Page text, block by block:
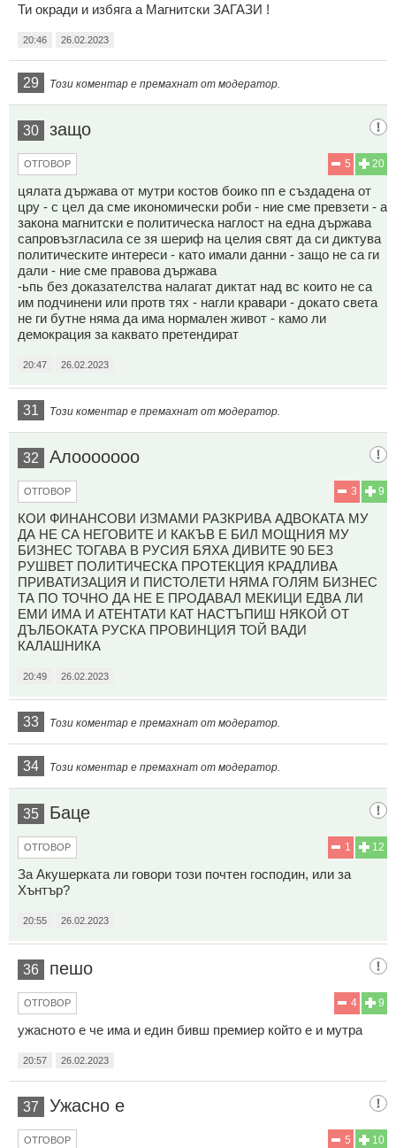
Ти окради и избяга а Магнитски ЗАГАЗИ !
20:46 26.02.2023
29 Този коментар е премахнат от модератор.
30 защо
20
5
ОТГОВОР
цялата държава от мутри костов боико пп е създадена от
цру - с цел да сме икономически роби - ние сме превзети - а
закона магнитски е политическа наглост на една държава
сапровъзгласила се зя шериф на целия свят да си диктува
политическите интереси - като имали данни - защо не са ги
дали - ние сме правова държава
-ьпь без доказателства налагат диктат над вс които не са
им подчинени или протв тях - нагли кравари - докато света
не ги бутне няма да има нормален живот - камо ли
демокрация за каквато претендират
20:47 26.02.2023
31 Този коментар е премахнат от модератор.
32 Алооооооо
9
3
ОТГОВОР
КОИ ФИНАНСОВИ ИЗМАМИ РАЗКРИВА АДВОКАТА МУ
ДА НЕ СА НЕГОВИТЕ И КАКЪВ Е БИЛ МОЩНИЯ МУ
БИЗНЕС ТОГАВА В РУСИЯ БЯХА ДИВИТЕ 90 БЕЗ
РУШВЕТ ПОЛИТИЧЕСКА ПРОТЕКЦИЯ КРАДЛИВА
ПРИВАТИЗАЦИЯ И ПИСТОЛЕТИ НЯМА ГОЛЯМ БИЗНЕС
ТА ПО ТОЧНО ДА НЕ Е ПРОДАВАЛ МЕКИЦИ ЕДВА ЛИ
ЕМИ ИМА И АТЕНТАТИ КАТ НАСТЪПИШ НЯКОЙ ОТ
ДЪЛБОКАТА РУСКА ПРОВИНЦИЯ ТОЙ ВАДИ
КАЛАШНИКА
20:49 26.02.2023
33 Този коментар е премахнат от модератор.
34 Този коментар е премахнат от модератор.
35 Баце
12
1
ОТГОВОР
За Акушерката ли говори този почтен господин, или за
Хънтър?
20:55 26.02.2023
36 пешо
9
4
ОТГОВОР
ужасното е че има и един бивш премиер който е и мутра
20:57 26.02.2023
37 Ужасно е
10
5
ОТГОВОР